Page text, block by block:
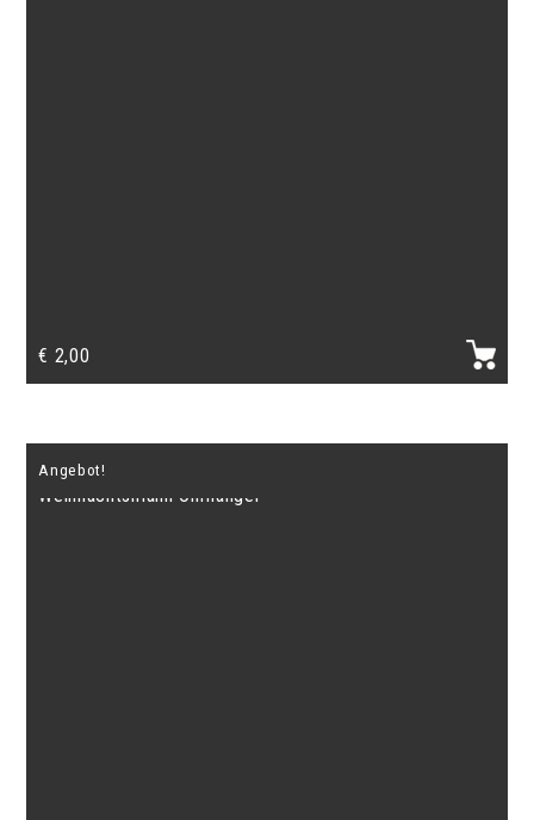
€ 2,00
Angebot!
Weihnachtsmann Ohrhänger